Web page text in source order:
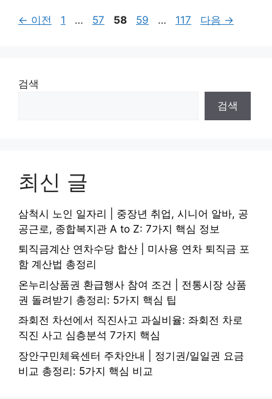
← 이전
페
1 …
페
57
페
58
페
59 …
페
117 다음 →
검색
검색
최신 글
삼척시 노인 일자리 | 중장년 취업, 시니어 알바, 공
공근로, 종합복지관 A to Z: 7가지 핵심 정보
퇴직금계산 연차수당 합산 | 미사용 연차 퇴직금 포
함 계산법 총정리
온누리상품권 환급행사 참여 조건 | 전통시장 상품
권 돌려받기 총정리: 5가지 핵심 팁
좌회전 차선에서 직진사고 과실비율: 좌회전 차로
직진 사고 심층분석 7가지 핵심
장안구민체육센터 주차안내 | 정기권/일일권 요금
비교 총정리: 5가지 핵심 비교